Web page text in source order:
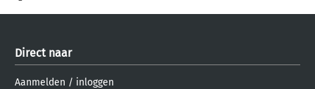
Direct naar
Aanmelden / inloggen